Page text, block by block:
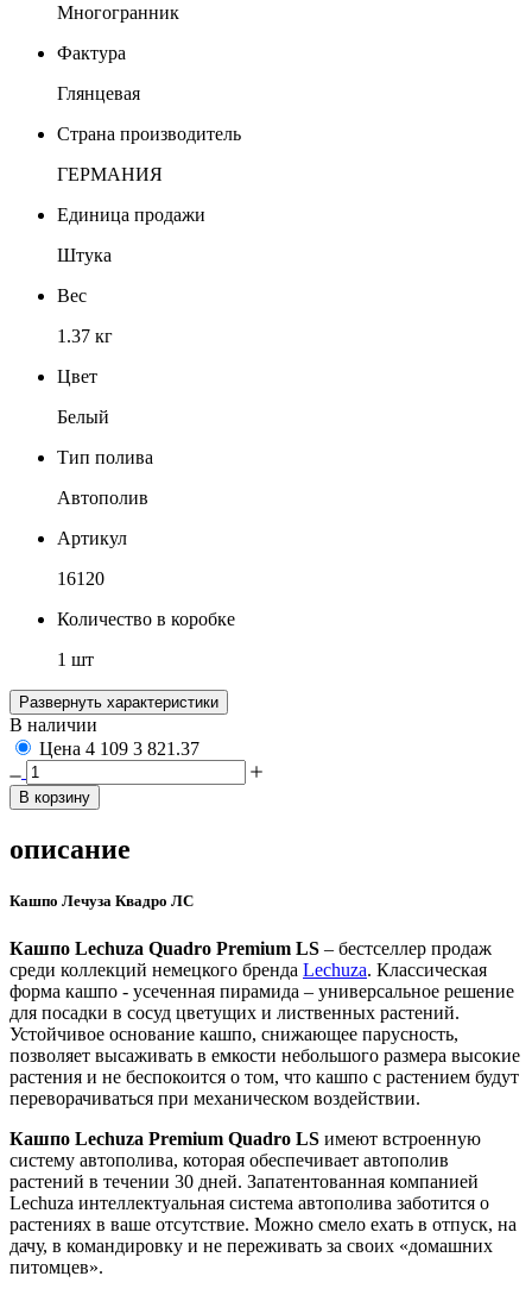
Многогранник
Фактура
Глянцевая
Страна производитель
ГЕРМАНИЯ
Единица продажи
Штука
Вес
1.37 кг
Цвет
Белый
Тип полива
Автополив
Артикул
16120
Количество в коробке
1 шт
Развернуть характеристики
В наличии
Цена 4 109 3 821.37
В корзину
описание
Кашпо Лечуза Квадро ЛС
Кашпо Lechuza Quadro Premium LS – бестселлер продаж
среди коллекций немецкого бренда Lechuza. Классическая
форма кашпо - усеченная пирамида – универсальное решение
для посадки в сосуд цветущих и лиственных растений.
Устойчивое основание кашпо, снижающее парусность,
позволяет высаживать в емкости небольшого размера высокие
растения и не беспокоится о том, что кашпо с растением будут
переворачиваться при механическом воздействии.
Кашпо Lechuza Premium Quadro LS имеют встроенную
систему автополива, которая обеспечивает автополив
растений в течении 30 дней. Запатентованная компанией
Lechuza интеллектуальная система автополива заботится о
растениях в ваше отсутствие. Можно смело ехать в отпуск, на
дачу, в командировку и не переживать за своих «домашних
питомцев».